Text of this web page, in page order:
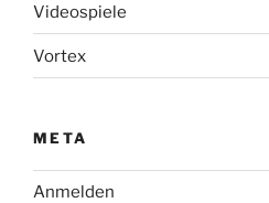
Videospiele
Vortex
META
Anmelden